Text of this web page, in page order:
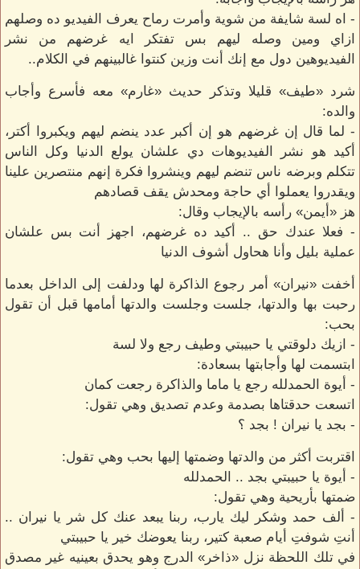
- اه لسة شايفة من شوية وأمرت رماح يعرف الفيديو ده وصلهم
ازاي ومين وصله ليهم بس تفتكر ايه غرضهم من نشر
الفيديوهين دول مع إنك أنت وزين كنتوا غالبينهم في الكلام..
شرد «طيف» قليلا وتذكر حديث «غارم» معه فأسرع وأجاب
والده:
- لما قال إن غرضهم هو إن أكبر عدد ينضم ليهم ويكبروا أكتر،
أكيد هو نشر الفيديوهات دي علشان يولع الدنيا وكل الناس
تتكلم وبرضه ناس تنضم ليهم وينشروا فكرة إنهم منتصرين علينا
ويقدروا يعملوا أي حاجة ومحدش يقف قصادهم
هز «أيمن» رأسه بالإيجاب وقال:
- فعلا عندك حق .. أكيد ده غرضهم، اجهز أنت بس علشان
عملية بليل وأنا هحاول أشوف الدنيا
أخفت «نيران» أمر رجوع الذاكرة لها ودلفت إلى الداخل بعدما
رحبت بها والدتها، جلست وجلست والدتها أمامها قبل أن تقول
بحب:
- ازيك دلوقتي يا حبيبتي وطيف رجع ولا لسة
ابتسمت لها وأجابتها بسعادة:
- أيوة الحمدلله رجع يا ماما والذاكرة رجعت كمان
اتسعت حدقتاها بصدمة وعدم تصديق وهي تقول:
- بجد يا نيران ! بجد ؟
اقتربت أكثر من والدتها وضمتها إليها بحب وهي تقول:
- أيوة يا حبيبتي بجد .. الحمدلله
ضمتها بأريحية وهي تقول:
- ألف حمد وشكر ليك يارب، ربنا يبعد عنك كل شر يا نيران ..
أنتِ شوفتِ أيام صعبة كتير، ربنا يعوضك خير يا حبيبتي
في تلك اللحظة نزل «ذاخر» الدرج وهو يحدق بعينيه غير مصدق